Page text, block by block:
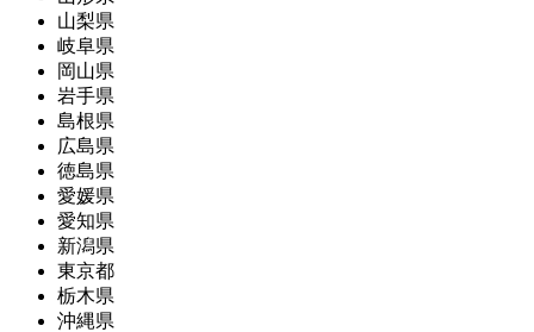
山梨県
岐阜県
岡山県
岩手県
島根県
広島県
徳島県
愛媛県
愛知県
新潟県
東京都
栃木県
沖縄県